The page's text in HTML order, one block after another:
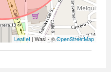
Leaflet | Wasi - ©OpenStreetMap